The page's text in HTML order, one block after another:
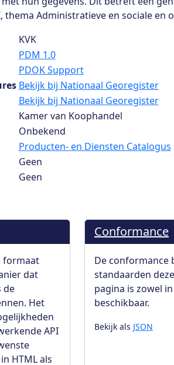
thema Administratieve en sociale en
KVK
PDM 1.0
PDOK Support
Bekijk bij Nationaal Georegister
Bekijk bij Nationaal Georegister
Kamer van Koophandel
Onbekend
Producten- en Diensten Catalogus
Geen
Geen
formaat
dat
de
Het
API
HTML als
Conformance
De conformance
standaarden
pagina is zowel in
beschikbaar.
Bekijk als JSON